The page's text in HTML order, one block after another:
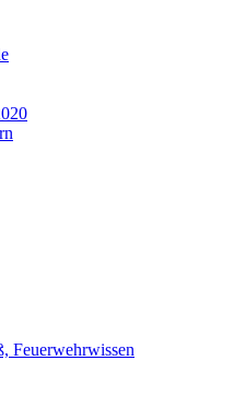
Feuerwehrwissen